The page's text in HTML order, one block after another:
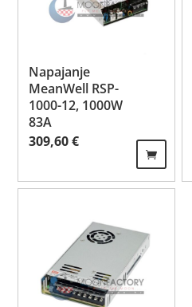
Napajanje
MeanWell RSP-
1000-12, 1000W
83A
309,60€